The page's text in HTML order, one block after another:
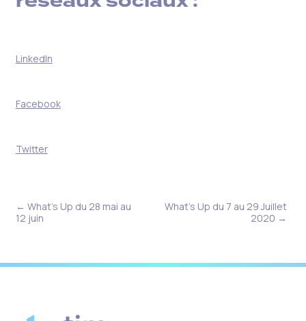
LinkedIn
Facebook
Twitter
← What’s Up du 28 mai au
12 juin
What’s Up du 7 au 29 Juillet
2020 →